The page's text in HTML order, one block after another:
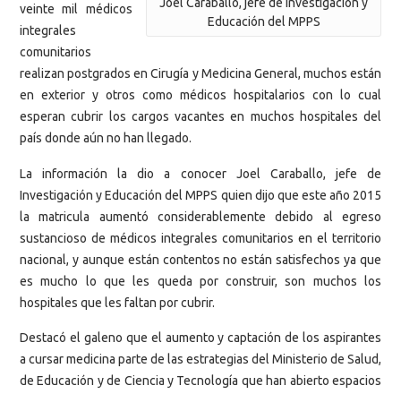
Educación del MPPS
veinte mil médicos
integrales
comunitarios
realizan postgrados en Cirugía y Medicina General, muchos están
en exterior y otros como médicos hospitalarios con lo cual
esperan cubrir los cargos vacantes en muchos hospitales del
país donde aún no han llegado.
La información la dio a conocer Joel Caraballo, jefe de
Investigación y Educación del MPPS quien dijo que este año 2015
la matricula aumentó considerablemente debido al egreso
sustancioso de médicos integrales comunitarios en el territorio
nacional, y aunque están contentos no están satisfechos ya que
es mucho lo que les queda por construir, son muchos los
hospitales que les faltan por cubrir.
Destacó el galeno que el aumento y captación de los aspirantes
a cursar medicina parte de las estrategias del Ministerio de Salud,
de Educación y de Ciencia y Tecnología que han abierto espacios